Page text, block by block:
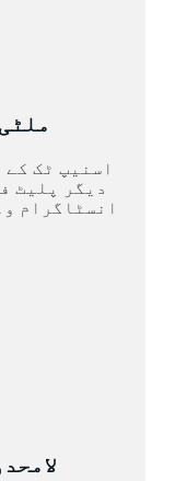
اسنیپ ٹک کے
دیگر پلیٹ
انسٹاگرام